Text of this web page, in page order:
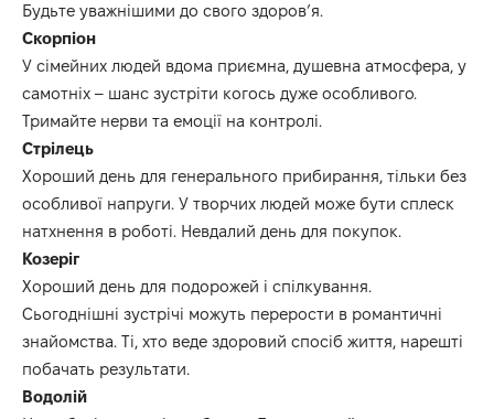
Будьте уважнішими до свого здоров’я.
Скорпіон
У сімейних людей вдома приємна, душевна атмосфера, у
самотніх – шанс зустріти когось дуже особливого.
Тримайте нерви та емоції на контролі.
Стрілець
Хороший день для генерального прибирання, тільки без
особливої ​​напруги. У творчих людей може бути сплеск
натхнення в роботі. Невдалий день для покупок.
Козеріг
Хороший день для подорожей і спілкування.
Сьогоднішні зустрічі можуть перерости в романтичні
знайомства. Ті, хто веде здоровий спосіб життя, нарешті
побачать результати.
Водолій